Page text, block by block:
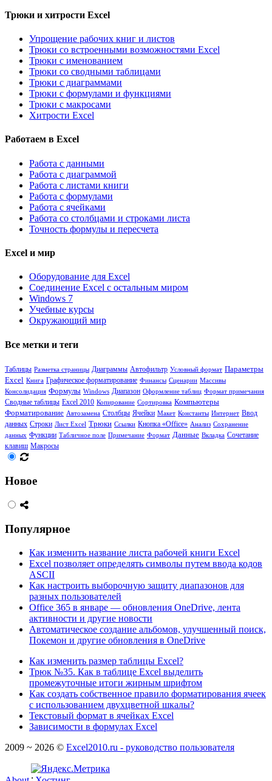
Трюки и хитрости Excel
Упрощение рабочих книг и листов
Трюки со встроенными возможностями Excel
Трюки с именованием
Трюки со сводными таблицами
Трюки с диаграммами
Трюки с формулами и функциями
Трюки с макросами
Хитрости Excel
Работаем в Excel
Работа с данными
Работа с диаграммой
Работа с листами книги
Работа с формулами
Работа с ячейками
Работа со столбцами и строками листа
Точность формулы и пересчета
Excel и мир
Оборудование для Excel
Соединение Excel с остальным миром
Windows 7
Учебные курсы
Окружающий мир
Все метки и теги
Таблицы Разметка страницы Диаграммы Автофильтр Условный формат Параметры
Excel Книга Графическое форматирование Финансы Сценарии Массивы
Консолидация Формулы Windows Диапазон Оформление таблиц Формат примечания
Сводные таблицы Excel 2010 Копирование Сортировка Компьютеры
Форматирование Автозамена Столбцы Ячейки Макет Константы Интернет Ввод
данных Строки Лист Excel Трюки Ссылки Кнопка «Office» Анализ Сохранение
данных Функции Табличное поле Примечание Формат Данные Вкладка Сочетание
клавиш Макросы
Новое
Популярное
Как изменить название листа рабочей книги Excel
Excel позволяет определять символы путем ввода кодов
ASCII
Как настроить выборочную защиту диапазонов для
разных пользователей
Office 365 в январе — обновления OneDrive, лента
активности и другие новости
Автоматическое создание альбомов, улучшенный поиск,
Покемон и другие обновления в OneDrive
Как изменить размер таблицы Excel?
Трюк №35. Как в таблице Excel выделить
промежуточные итоги жирным шрифтом
Как создать собственное правило форматирования ячеек
с использованием двухцветной шкалы?
Текстовый формат в ячейках Excel
Зависимости в формулах Excel
2009 ~ 2026 © Excel2010.ru - руководство пользователя